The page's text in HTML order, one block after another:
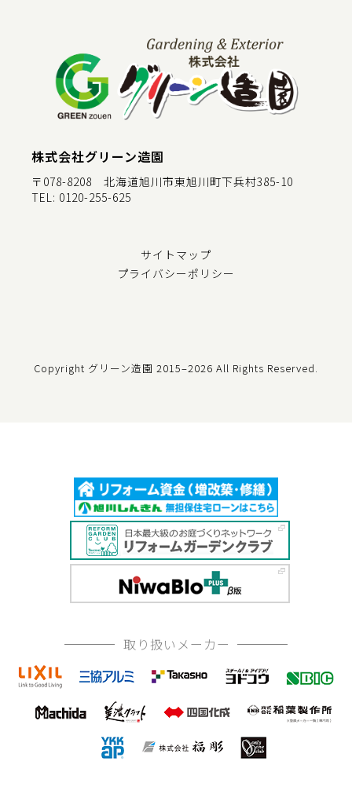
株式会社グリーン造園
〒078-8208 北海道旭川市東旭川町下兵村385-10
TEL: 0120-255-625
サイトマップ
プライバシーポリシー
Copyright グリーン造園 2015–2026 All Rights Reserved.
取り扱いメーカー